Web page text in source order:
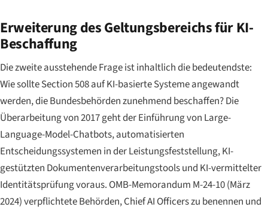
Erweiterung des Geltungsbereichs für KI-
Beschaffung
Die zweite ausstehende Frage ist inhaltlich die bedeutendste:
Wie sollte Section 508 auf KI-basierte Systeme angewandt
werden, die Bundesbehörden zunehmend beschaffen? Die
Überarbeitung von 2017 geht der Einführung von Large-
Language-Model-Chatbots, automatisierten
Entscheidungssystemen in der Leistungsfeststellung, KI-
gestützten Dokumentenverarbeitungstools und KI-vermittelter
Identitätsprüfung voraus. OMB-Memorandum M-24-10 (März
2024) verpflichtete Behörden, Chief AI Officers zu benennen und